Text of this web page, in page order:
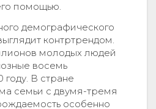
помощью.
демографического
контртрендом.
молодых людей
восемь
В стране
семьи с двумя-тремя
особенно